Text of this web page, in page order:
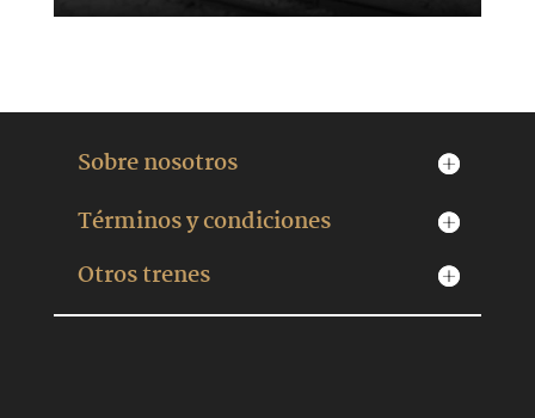
Sobre nosotros
Términos y condiciones
Otros trenes